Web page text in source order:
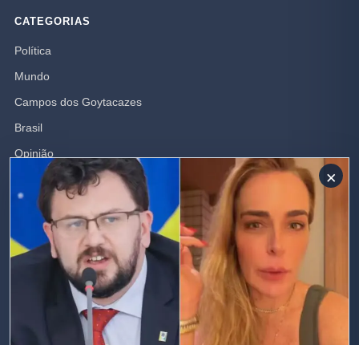
CATEGORIAS
Política
Mundo
Campos dos Goytacazes
Brasil
Opinião
Polícia
Rio de Janeiro
SIGA-NOS
Receba nossas publicações
×